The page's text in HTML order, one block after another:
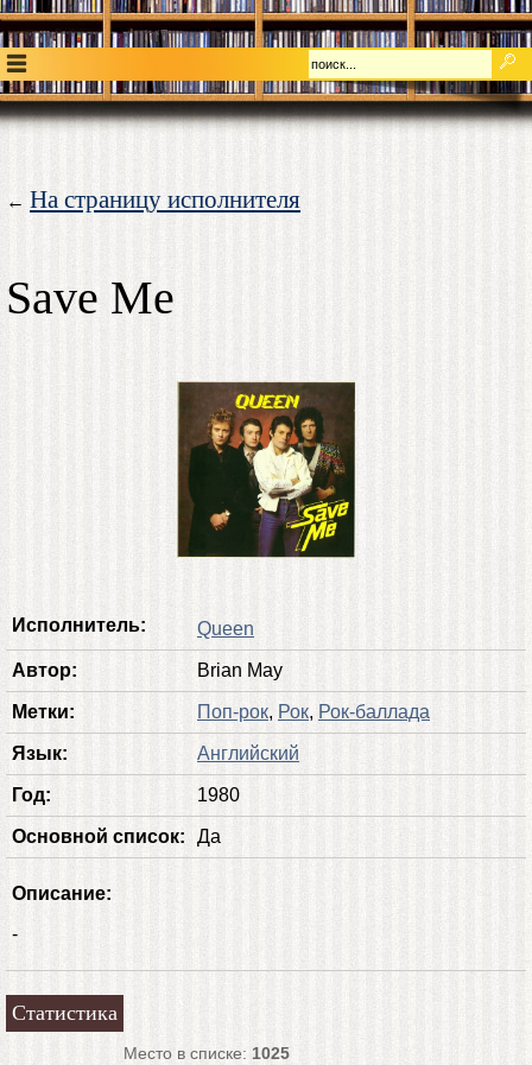
← На страницу исполнителя
Save Me
Исполнитель: Queen
Автор: Brian May
Метки: Поп-рок, Рок, Рок-баллада
Язык: Английский
Год: 1980
Основной список: Да
Описание:
-
Статистика
Место в списке: 1025